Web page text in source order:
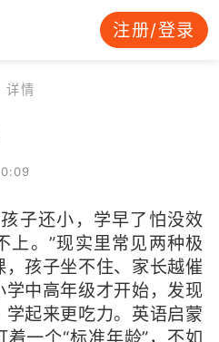
注册/登录
详情
子还小，学早了怕没效
上。”现实里常见两种极
孩子坐不住、家长越催
中高年级才开始，发现
起来更吃力。英语启蒙
一个“标准年龄”，不如